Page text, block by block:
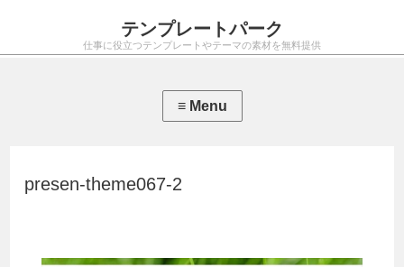
テンプレートパーク
仕事に役立つテンプレートやテーマの素材を無料提供
presen-theme067-2